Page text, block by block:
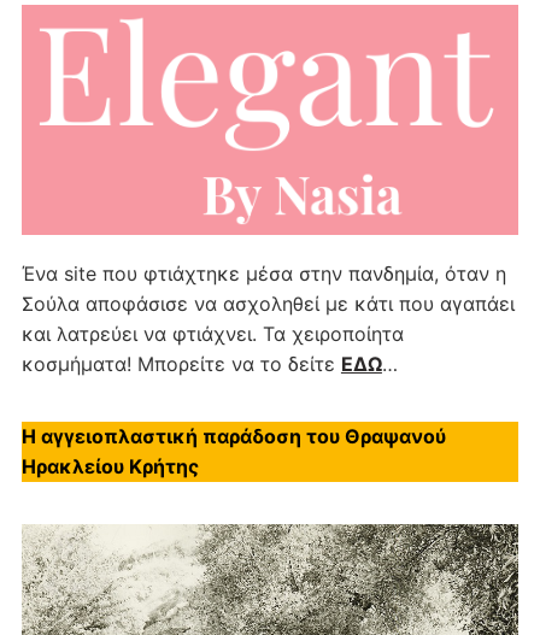
Ένα site που φτιάχτηκε μέσα στην πανδημία, όταν η
Σούλα αποφάσισε να ασχοληθεί με κάτι που αγαπάει
και λατρεύει να φτιάχνει. Τα χειροποίητα
κοσμήματα! Μπορείτε να το δείτε ΕΔΩ…
Η αγγειοπλαστική παράδοση του Θραψανού
Ηρακλείου Κρήτης